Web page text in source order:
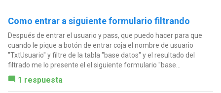
Como entrar a siguiente formulario filtrando
Después de entrar el usuario y pass, que puedo hacer para que
cuando le pique a botón de entrar coja el nombre de usuario
"TxtUsuario" y filtre de la tabla "base datos" y el resultado del
filtrado me lo presente el el siguiente formulario "base...
1 respuesta